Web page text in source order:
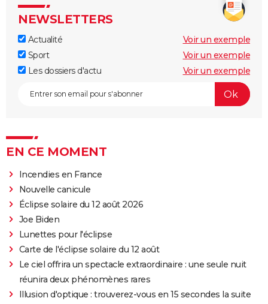
NEWSLETTERS
Actualité
Voir un exemple
Sport
Voir un exemple
Les dossiers d'actu
Voir un exemple
EN CE MOMENT
Incendies en France
Nouvelle canicule
Éclipse solaire du 12 août 2026
Joe Biden
Lunettes pour l'éclipse
Carte de l'éclipse solaire du 12 août
Le ciel offrira un spectacle extraordinaire : une seule nuit
réunira deux phénomènes rares
Illusion d'optique : trouverez-vous en 15 secondes la suite